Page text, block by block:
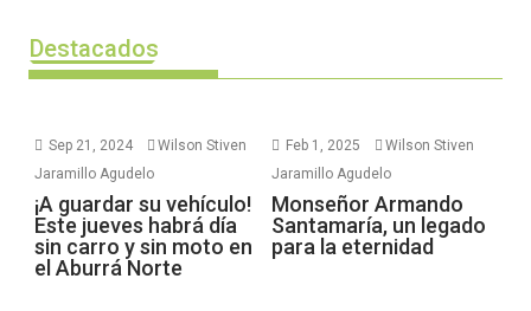
Destacados
Sep 21, 2024
Wilson Stiven
Jaramillo Agudelo
¡A guardar su vehículo!
Este jueves habrá día
sin carro y sin moto en
el Aburrá Norte
Feb 1, 2025
Wilson Stiven
Jaramillo Agudelo
Monseñor Armando
Santamaría, un legado
para la eternidad